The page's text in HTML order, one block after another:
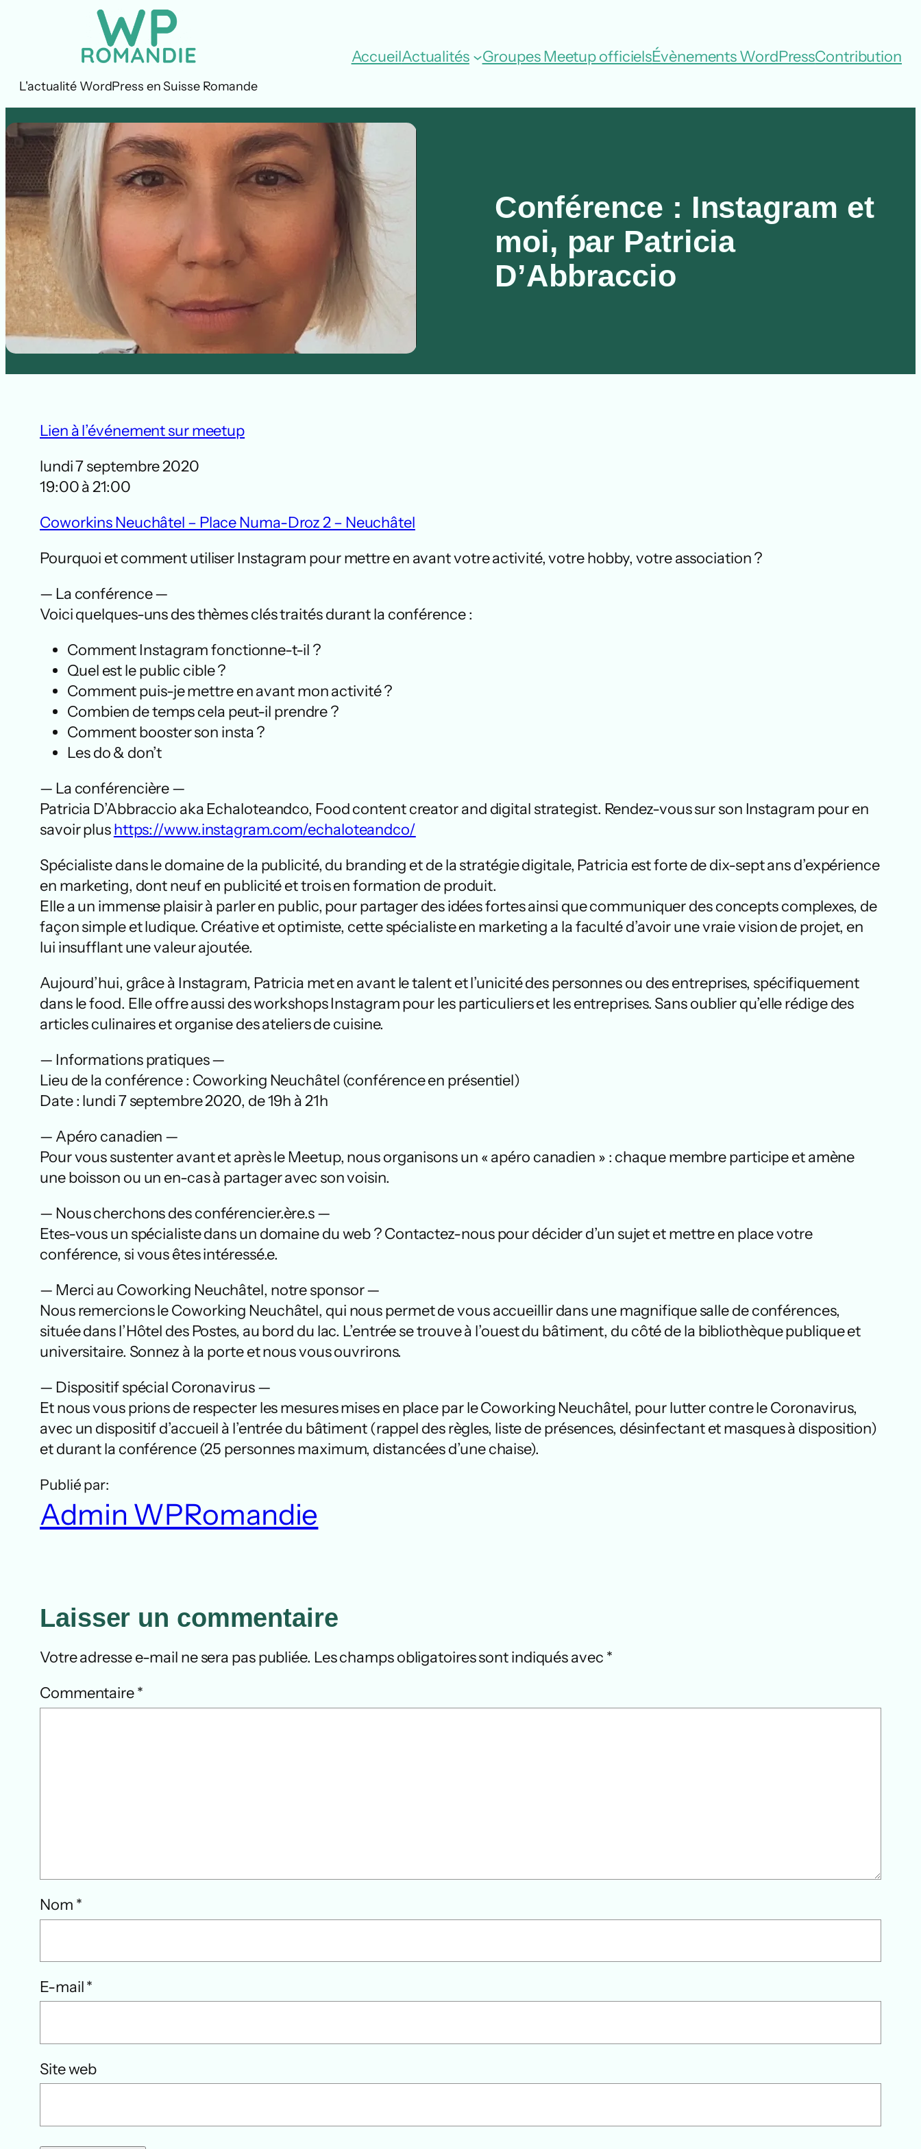
L'actualité WordPress en Suisse Romande
AccueilActualités Groupes Meetup officielsÉvènements WordPressContribution
Conférence : Instagram et
moi, par Patricia
D’Abbraccio
Lien à l’événement sur meetup
lundi 7 septembre 2020
19:00 à 21:00
Coworkins Neuchâtel – Place Numa-Droz 2 – Neuchâtel
Pourquoi et comment utiliser Instagram pour mettre en avant votre activité, votre hobby, votre association ?
— La conférence —
Voici quelques-uns des thèmes clés traités durant la conférence :
Comment Instagram fonctionne-t-il ?
Quel est le public cible ?
Comment puis-je mettre en avant mon activité ?
Combien de temps cela peut-il prendre ?
Comment booster son insta ?
Les do & don’t
— La conférencière —
Patricia D’Abbraccio aka Echaloteandco, Food content creator and digital strategist. Rendez-vous sur son Instagram pour en
savoir plushttps://www.instagram.com/echaloteandco/
Spécialiste dans le domaine de la publicité, du branding et de la stratégie digitale, Patricia est forte de dix-sept ans d’expérience
en marketing, dont neuf en publicité et trois en formation de produit.
Elle a un immense plaisir à parler en public, pour partager des idées fortes ainsi que communiquer des concepts complexes, de
façon simple et ludique. Créative et optimiste, cette spécialiste en marketing a la faculté d’avoir une vraie vision de projet, en
lui insufflant une valeur ajoutée.
Aujourd’hui, grâce à Instagram, Patricia met en avant le talent et l’unicité des personnes ou des entreprises, spécifiquement
dans le food. Elle offre aussi des workshops Instagram pour les particuliers et les entreprises. Sans oublier qu’elle rédige des
articles culinaires et organise des ateliers de cuisine.
— Informations pratiques —
Lieu de la conférence : Coworking Neuchâtel (conférence en présentiel)
Date : lundi 7 septembre 2020, de 19h à 21h
— Apéro canadien —
Pour vous sustenter avant et après le Meetup, nous organisons un « apéro canadien » : chaque membre participe et amène
une boisson ou un en-cas à partager avec son voisin.
— Nous cherchons des conférencier.ère.s —
Etes-vous un spécialiste dans un domaine du web ? Contactez-nous pour décider d’un sujet et mettre en place votre
conférence, si vous êtes intéressé.e.
— Merci au Coworking Neuchâtel, notre sponsor —
Nous remercions le Coworking Neuchâtel, qui nous permet de vous accueillir dans une magnifique salle de conférences,
située dans l’Hôtel des Postes, au bord du lac. L’entrée se trouve à l’ouest du bâtiment, du côté de la bibliothèque publique et
universitaire. Sonnez à la porte et nous vous ouvrirons.
— Dispositif spécial Coronavirus —
Et nous vous prions de respecter les mesures mises en place par le Coworking Neuchâtel, pour lutter contre le Coronavirus,
avec un dispositif d’accueil à l’entrée du bâtiment (rappel des règles, liste de présences, désinfectant et masques à disposition)
et durant la conférence (25 personnes maximum, distancées d’une chaise).
Publié par:
Admin WPRomandie
Laisser un commentaire
Votre adresse e-mail ne sera pas publiée. Les champs obligatoires sont indiqués avec *
Commentaire*
Nom *
E-mail*
Site web